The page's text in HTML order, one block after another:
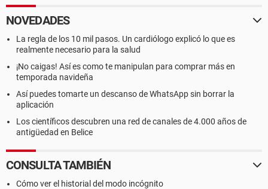
NOVEDADES
La regla de los 10 mil pasos. Un cardiólogo explicó lo que es
realmente necesario para la salud
¡No caigas! Así es como te manipulan para comprar más en
temporada navideña
Así puedes tomarte un descanso de WhatsApp sin borrar la
aplicación
Los científicos descubren una red de canales de 4.000 años de
antigüedad en Belice
CONSULTA TAMBIÉN
Cómo ver el historial del modo incógnito